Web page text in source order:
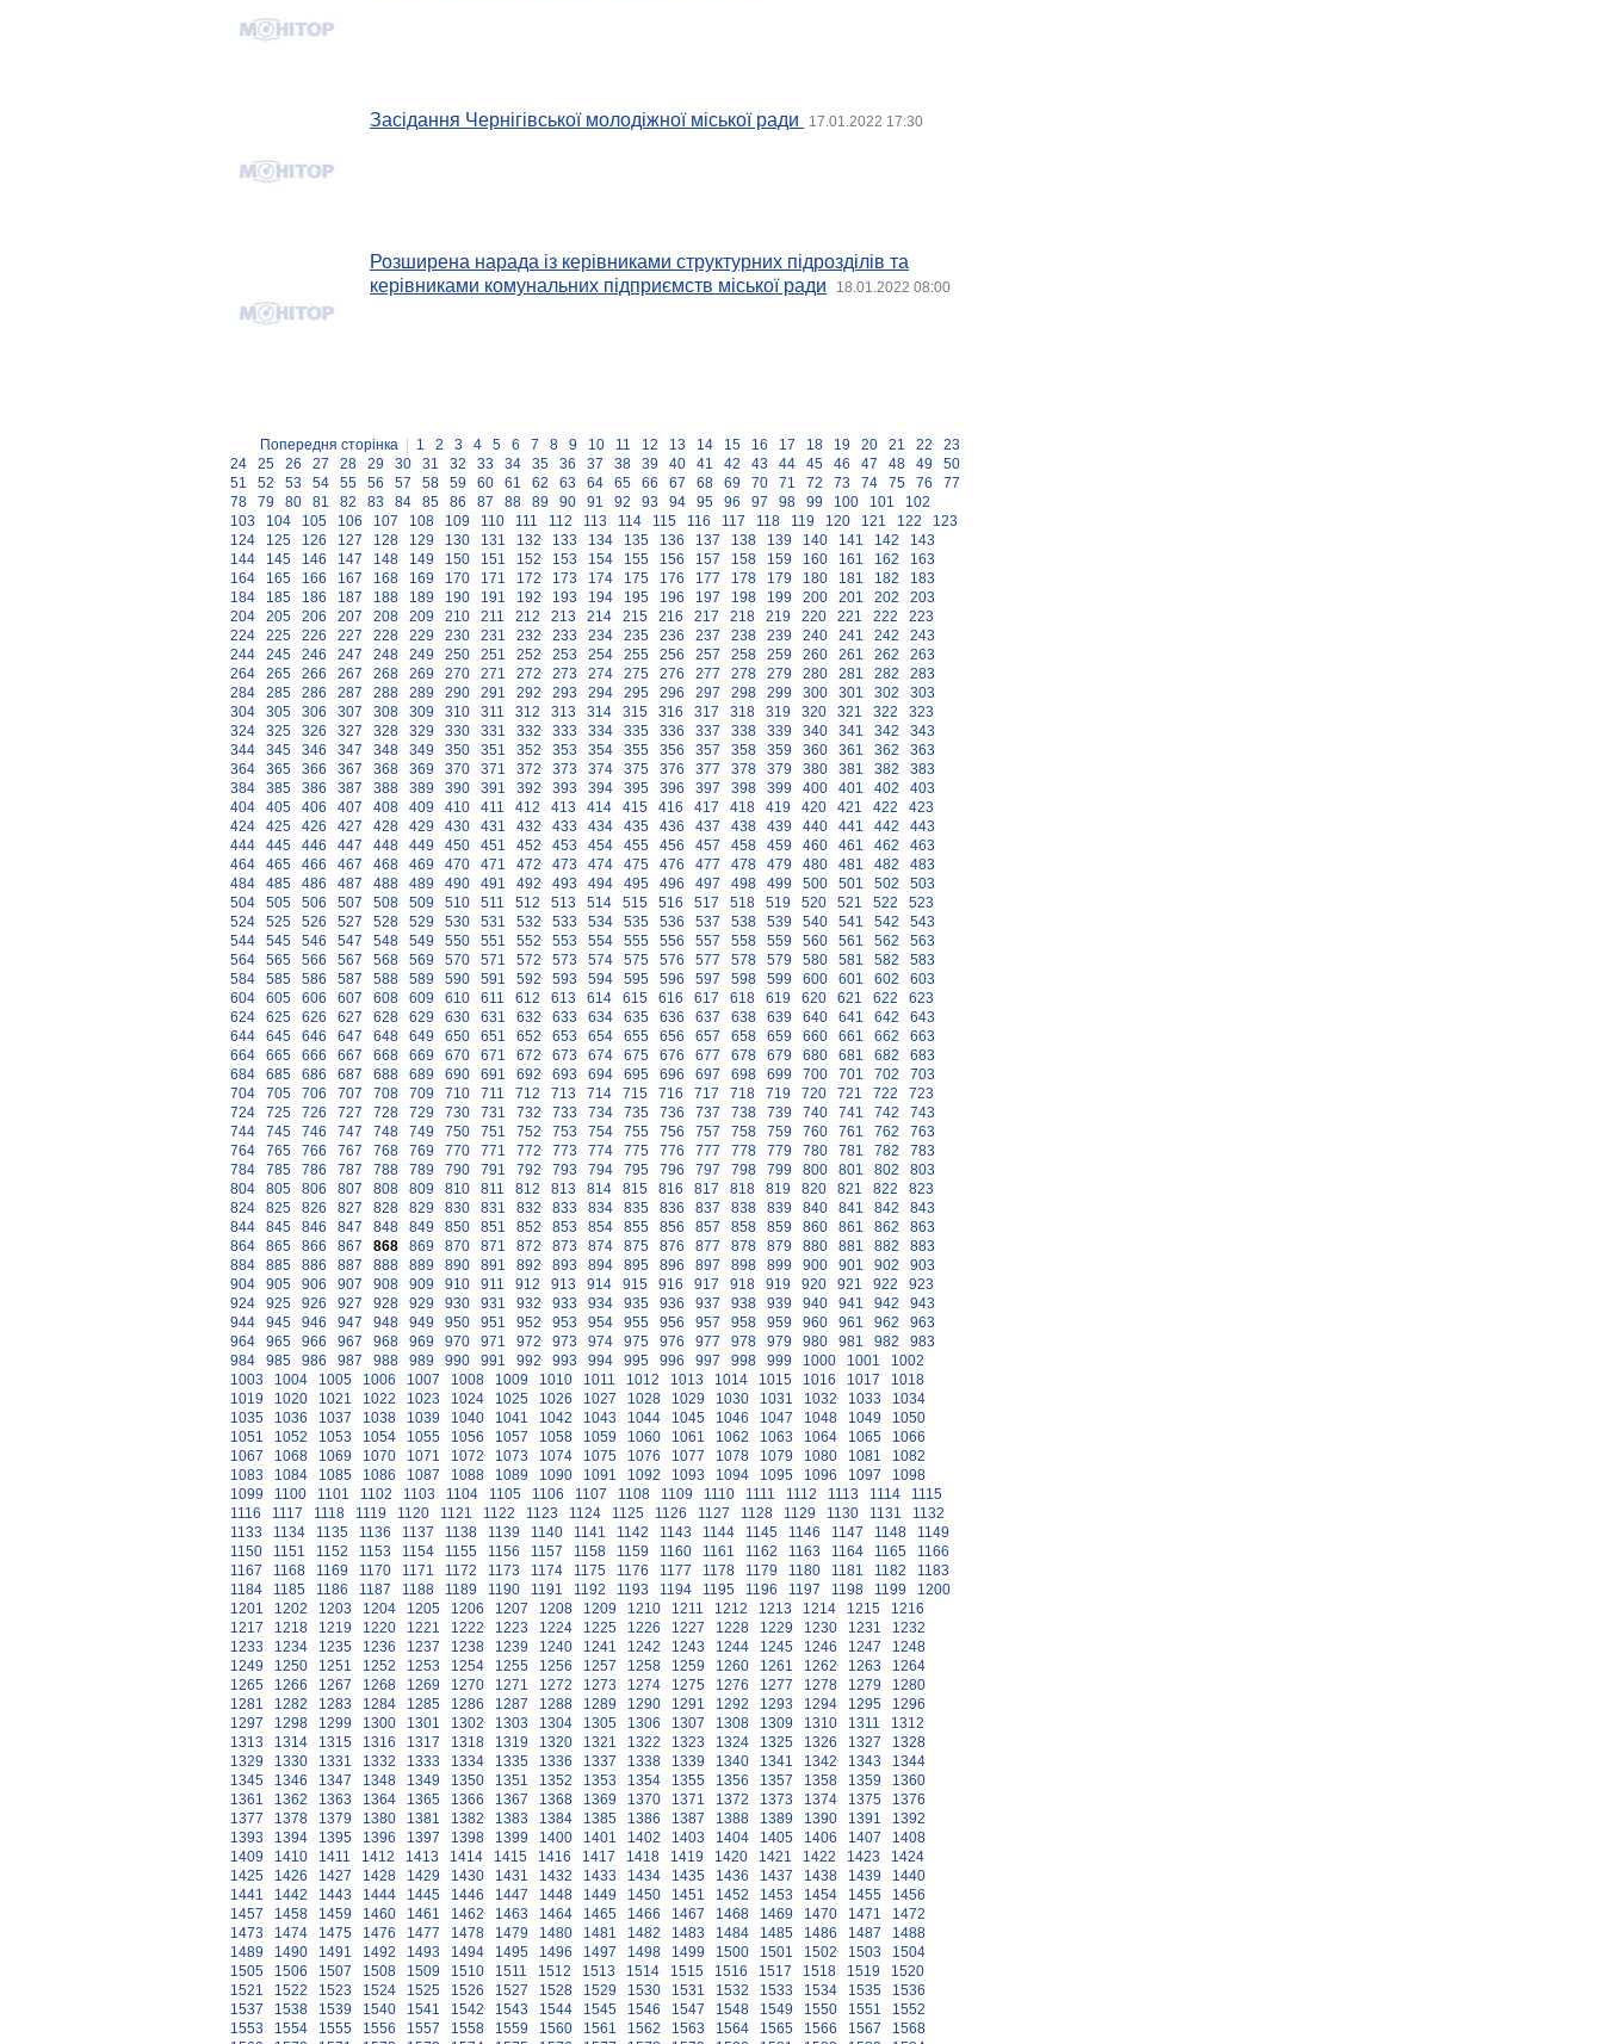
Засідання Чернігівської молодіжної міської ради 17.01.2022 17:30
Розширена нарада із керівниками структурних підрозділів та
керівниками комунальних підприємств міської ради
18.01.2022 08:00
Попередня сторінка 1 2 3 4 5 6 7 8 9 10 11 12 13 14 15 16 17 18 19 20 21 22
23
24
25 26 27 28 29 30 31 32 33 34 35 36 37 38 39 40 41 42 43 44 45 46 47 48 49
50
51
52 53 54 55 56 57 58 59 60 61 62 63 64 65 66 67 68 69 70 71 72 73 74 75 76
77
78
79 80 81 82 83 84 85 86 87 88 89 90 91 92 93 94 95 96 97 98 99 100 101
102
103
104 105 106 107 108 109 110 111 112 113 114 115 116 117 118 119 120 121 122
123
124
125 126 127 128 129 130 131 132 133 134 135 136 137 138 139 140 141 142
143
144
145 146 147 148 149 150 151 152 153 154 155 156 157 158 159 160 161 162
163
164
165 166 167 168 169 170 171 172 173 174 175 176 177 178 179 180 181 182
183
184
185 186 187 188 189 190 191 192 193 194 195 196 197 198 199 200 201 202
203
204
205 206 207 208 209 210 211 212 213 214 215 216 217 218 219 220 221 222
223
224
225 226 227 228 229 230 231 232 233 234 235 236 237 238 239 240 241 242
243
244
245 246 247 248 249 250 251 252 253 254 255 256 257 258 259 260 261 262
263
264
265 266 267 268 269 270 271 272 273 274 275 276 277 278 279 280 281 282
283
284
285 286 287 288 289 290 291 292 293 294 295 296 297 298 299 300 301 302
303
304
305 306 307 308 309 310 311 312 313 314 315 316 317 318 319 320 321 322
323
324
325 326 327 328 329 330 331 332 333 334 335 336 337 338 339 340 341 342
343
344
345 346 347 348 349 350 351 352 353 354 355 356 357 358 359 360 361 362
363
364
365 366 367 368 369 370 371 372 373 374 375 376 377 378 379 380 381 382
383
384
385 386 387 388 389 390 391 392 393 394 395 396 397 398 399 400 401 402
403
404
405 406 407 408 409 410 411 412 413 414 415 416 417 418 419 420 421 422
423
424
425 426 427 428 429 430 431 432 433 434 435 436 437 438 439 440 441 442
443
444
445 446 447 448 449 450 451 452 453 454 455 456 457 458 459 460 461 462
463
464
465 466 467 468 469 470 471 472 473 474 475 476 477 478 479 480 481 482
483
484
485 486 487 488 489 490 491 492 493 494 495 496 497 498 499 500 501 502
503
504
505 506 507 508 509 510 511 512 513 514 515 516 517 518 519 520 521 522
523
524
525 526 527 528 529 530 531 532 533 534 535 536 537 538 539 540 541 542
543
544
545 546 547 548 549 550 551 552 553 554 555 556 557 558 559 560 561 562
563
564
565 566 567 568 569 570 571 572 573 574 575 576 577 578 579 580 581 582
583
584
585 586 587 588 589 590 591 592 593 594 595 596 597 598 599 600 601 602
603
604
605 606 607 608 609 610 611 612 613 614 615 616 617 618 619 620 621 622
623
624
625 626 627 628 629 630 631 632 633 634 635 636 637 638 639 640 641 642
643
644
645 646 647 648 649 650 651 652 653 654 655 656 657 658 659 660 661 662
663
664
665 666 667 668 669 670 671 672 673 674 675 676 677 678 679 680 681 682
683
684
685 686 687 688 689 690 691 692 693 694 695 696 697 698 699 700 701 702
703
704
705 706 707 708 709 710 711 712 713 714 715 716 717 718 719 720 721 722
723
724
725 726 727 728 729 730 731 732 733 734 735 736 737 738 739 740 741 742
743
744
745 746 747 748 749 750 751 752 753 754 755 756 757 758 759 760 761 762
763
764
765 766 767 768 769 770 771 772 773 774 775 776 777 778 779 780 781 782
783
784
785 786 787 788 789 790 791 792 793 794 795 796 797 798 799 800 801 802
803
804
805 806 807 808 809 810 811 812 813 814 815 816 817 818 819 820 821 822
823
824
825 826 827 828 829 830 831 832 833 834 835 836 837 838 839 840 841 842
843
844
845 846 847 848 849 850 851 852 853 854 855 856 857 858 859 860 861 862
863
864
865 866 867 868 869 870 871 872 873 874 875 876 877 878 879 880 881 882
883
884
885 886 887 888 889 890 891 892 893 894 895 896 897 898 899 900 901 902
903
904
905 906 907 908 909 910 911 912 913 914 915 916 917 918 919 920 921 922
923
924
925 926 927 928 929 930 931 932 933 934 935 936 937 938 939 940 941 942
943
944
945 946 947 948 949 950 951 952 953 954 955 956 957 958 959 960 961 962
963
964
965 966 967 968 969 970 971 972 973 974 975 976 977 978 979 980 981 982
983
984
985 986 987 988 989 990 991 992 993 994 995 996 997 998 999 1000 1001
1002
1003
1004 1005 1006 1007 1008 1009 1010 1011 1012 1013 1014 1015 1016 1017
1018
1019
1020 1021 1022 1023 1024 1025 1026 1027 1028 1029 1030 1031 1032 1033
1034
1035
1036 1037 1038 1039 1040 1041 1042 1043 1044 1045 1046 1047 1048 1049
1050
1051
1052 1053 1054 1055 1056 1057 1058 1059 1060 1061 1062 1063 1064 1065
1066
1067
1068 1069 1070 1071 1072 1073 1074 1075 1076 1077 1078 1079 1080 1081
1082
1083
1084 1085 1086 1087 1088 1089 1090 1091 1092 1093 1094 1095 1096 1097
1098
1099
1100 1101 1102 1103 1104 1105 1106 1107 1108 1109 1110 1111 1112 1113 1114
1115
1116
1117 1118 1119 1120 1121 1122 1123 1124 1125 1126 1127 1128 1129 1130 1131
1132
1133
1134 1135 1136 1137 1138 1139 1140 1141 1142 1143 1144 1145 1146 1147 1148
1149
1150
1151 1152 1153 1154 1155 1156 1157 1158 1159 1160 1161 1162 1163 1164 1165
1166
1167
1168 1169 1170 1171 1172 1173 1174 1175 1176 1177 1178 1179 1180 1181 1182
1183
1184
1185 1186 1187 1188 1189 1190 1191 1192 1193 1194 1195 1196 1197 1198 1199
1200
1201
1202 1203 1204 1205 1206 1207 1208 1209 1210 1211 1212 1213 1214 1215
1216
1217
1218 1219 1220 1221 1222 1223 1224 1225 1226 1227 1228 1229 1230 1231
1232
1233
1234 1235 1236 1237 1238 1239 1240 1241 1242 1243 1244 1245 1246 1247
1248
1249
1250 1251 1252 1253 1254 1255 1256 1257 1258 1259 1260 1261 1262 1263
1264
1265
1266 1267 1268 1269 1270 1271 1272 1273 1274 1275 1276 1277 1278 1279
1280
1281
1282 1283 1284 1285 1286 1287 1288 1289 1290 1291 1292 1293 1294 1295
1296
1297
1298 1299 1300 1301 1302 1303 1304 1305 1306 1307 1308 1309 1310 1311
1312
1313
1314 1315 1316 1317 1318 1319 1320 1321 1322 1323 1324 1325 1326 1327
1328
1329
1330 1331 1332 1333 1334 1335 1336 1337 1338 1339 1340 1341 1342 1343
1344
1345
1346 1347 1348 1349 1350 1351 1352 1353 1354 1355 1356 1357 1358 1359
1360
1361
1362 1363 1364 1365 1366 1367 1368 1369 1370 1371 1372 1373 1374 1375
1376
1377
1378 1379 1380 1381 1382 1383 1384 1385 1386 1387 1388 1389 1390 1391
1392
1393
1394 1395 1396 1397 1398 1399 1400 1401 1402 1403 1404 1405 1406 1407
1408
1409
1410 1411 1412 1413 1414 1415 1416 1417 1418 1419 1420 1421 1422 1423
1424
1425
1426 1427 1428 1429 1430 1431 1432 1433 1434 1435 1436 1437 1438 1439
1440
1441
1442 1443 1444 1445 1446 1447 1448 1449 1450 1451 1452 1453 1454 1455
1456
1457
1458 1459 1460 1461 1462 1463 1464 1465 1466 1467 1468 1469 1470 1471
1472
1473
1474 1475 1476 1477 1478 1479 1480 1481 1482 1483 1484 1485 1486 1487
1488
1489
1490 1491 1492 1493 1494 1495 1496 1497 1498 1499 1500 1501 1502 1503
1504
1505
1506 1507 1508 1509 1510 1511 1512 1513 1514 1515 1516 1517 1518 1519
1520
1521
1522 1523 1524 1525 1526 1527 1528 1529 1530 1531 1532 1533 1534 1535
1536
1537
1538 1539 1540 1541 1542 1543 1544 1545 1546 1547 1548 1549 1550 1551
1552
1553
1554 1555 1556 1557 1558 1559 1560 1561 1562 1563 1564 1565 1566 1567
1568